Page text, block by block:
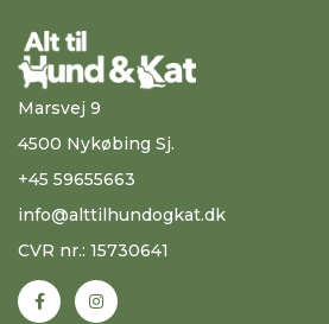
Marsvej 9
4500 Nykøbing Sj.
+45 59655663
info@alttilhundogkat.dk
CVR nr.: 15730641